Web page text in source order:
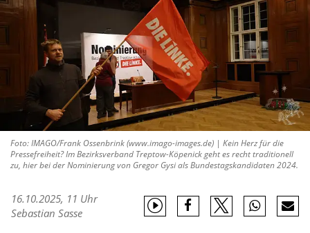
Foto: IMAGO/Frank Ossenbrink (www.imago-images.de) | Kein Herz für die
Pressefreiheit? Im Bezirksverband Treptow-Köpenick geht es recht traditionell
zu, hier bei der Nominierung von Gregor Gysi als Bundestagskandidaten 2024.
16.10.2025, 11 Uhr
Sebastian Sasse